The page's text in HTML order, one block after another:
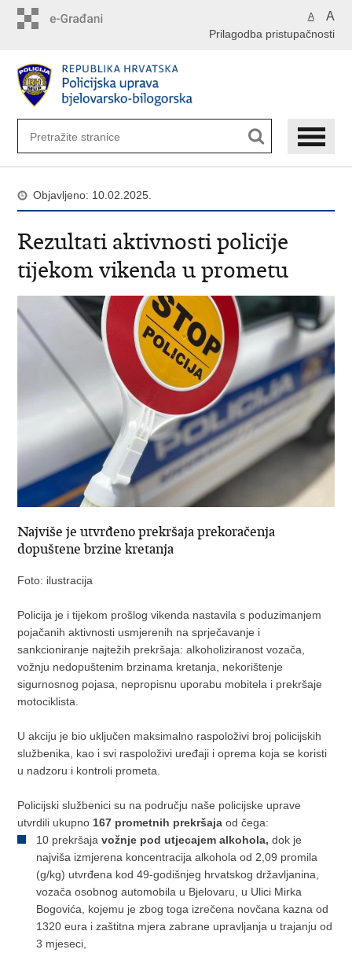
A A
Prilagodba pristupačnosti
Objavljeno: 10.02.2025.
Rezultati aktivnosti policije
tijekom vikenda u prometu
Najviše je utvrđeno prekršaja prekoračenja
dopuštene brzine kretanja
Foto: ilustracija
Policija je i tijekom prošlog vikenda nastavila s poduzimanjem
pojačanih aktivnosti usmjerenih na sprječavanje i
sankcioniranje najtežih prekršaja: alkoholiziranost vozača,
vožnju nedopuštenim brzinama kretanja, nekorištenje
sigurnosnog pojasa, nepropisnu uporabu mobitela i prekršaje
motociklista.
U akciju je bio uključen maksimalno raspoloživi broj policijskih
službenika, kao i svi raspoloživi uređaji i oprema koja se koristi
u nadzoru i kontroli prometa.
Policijski službenici su na području naše policijske uprave
utvrdili ukupno 167 prometnih prekršajaod čega:
10 prekršajavožnje pod utjecajem alkohola,dok je
najviša izmjerena koncentracija alkohola od 2,09 promila
(g/kg) utvrđena kod 49-godišnjeg hrvatskog državljanina,
vozača osobnog automobila u Bjelovaru, u Ulici Mirka
Bogovića, kojemu je zbog toga izrečena novčana kazna od
1320 eura i zaštitna mjera zabrane upravljanja u trajanju od
3 mjeseci,